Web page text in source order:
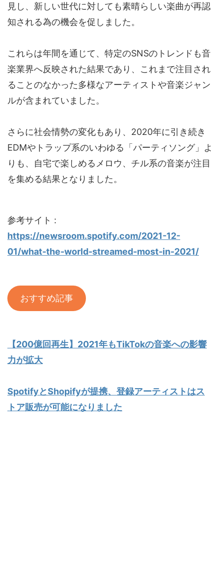
見し、新しい世代に対しても素晴らしい楽曲が再認
知される為の機会を促しました。
これらは年間を通じて、特定のSNSのトレンドも音
楽業界へ反映された結果であり、これまで注目され
ることのなかった多様なアーティストや音楽ジャン
ルが含まれていました。
さらに社会情勢の変化もあり、2020年に引き続き
EDMやトラップ系のいわゆる「パーティソング」よ
りも、自宅で楽しめるメロウ、チル系の音楽が注目
を集める結果となりました。
参考サイト :
https://newsroom.spotify.com/2021-12-
01/what-the-world-streamed-most-in-2021/
おすすめ記事
【200億回再生】2021年もTikTokの音楽への影響
力が拡大
SpotifyとShopifyが提携、登録アーティストはス
トア販売が可能になりました